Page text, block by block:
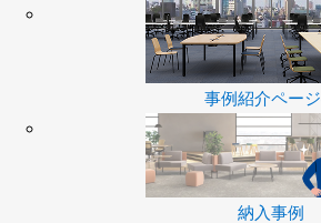
事例紹介ペー
納入事例